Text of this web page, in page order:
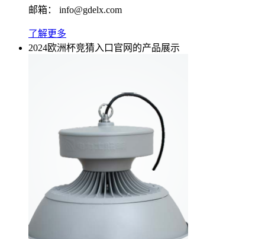
邮箱： info@gdelx.com
了解更多
2024欧洲杯竞猜入口官网的产品展示